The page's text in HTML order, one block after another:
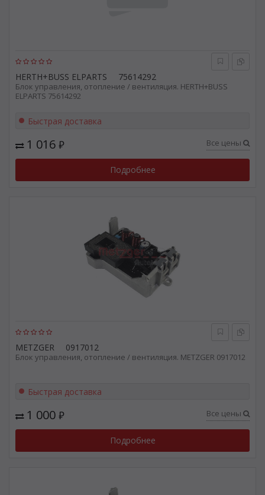
HERTH+BUSS ELPARTS 75614292
Блок управления, отопление / вентиляция. HERTH+BUSS
ELPARTS 75614292
Быстрая доставка
1 016 ₽ Все цены
Подробнее
METZGER 0917012
Блок управления, отопление / вентиляция. METZGER 0917012
Быстрая доставка
1 000 ₽ Все цены
Подробнее